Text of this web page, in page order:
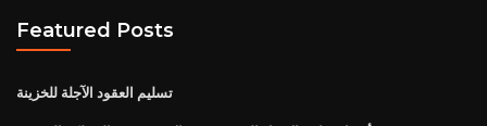
Featured Posts
تسليم العقود الآجلة للخزينة